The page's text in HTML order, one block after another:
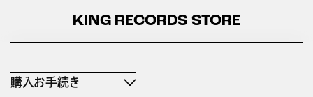
KING RECORDS STORE
購入お手続き